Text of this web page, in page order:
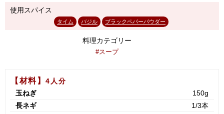
使用スパイス
タイム バジル ブラックペパーパウダー
料理カテゴリー
#スープ
【材料】4人分
玉ねぎ
150g
長ネギ
1/3本